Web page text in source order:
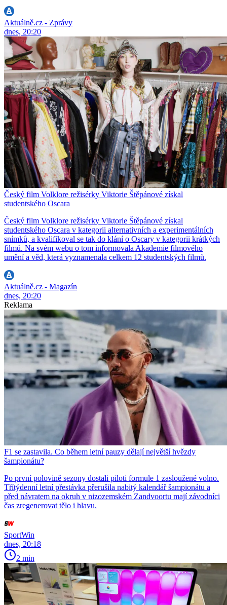
Aktuálně.cz - Zprávy
dnes, 20:20
Český film Volklore režisérky Viktorie Štěpánové získal
studentského Oscara
Český film Volklore režisérky Viktorie Štěpánové získal
studentského Oscara v kategorii alternativních a experimentálních
snímků, a kvalifikoval se tak do klání o Oscary v kategorii krátkých
filmů. Na svém webu o tom informovala Akademie filmového
umění a věd, která vyznamenala celkem 12 studentských filmů.
Aktuálně.cz - Magazín
dnes, 20:20
Reklama
F1 se zastavila. Co během letní pauzy dělají největší hvězdy
šampionátu?
Po první polovině sezony dostali piloti formule 1 zasloužené volno.
Třítýdenní letní přestávka přerušila nabitý kalendář šampionátu a
před návratem na okruh v nizozemském Zandvoortu mají závodníci
čas zregenerovat tělo i hlavu.
SportWin
dnes, 20:18
2 min